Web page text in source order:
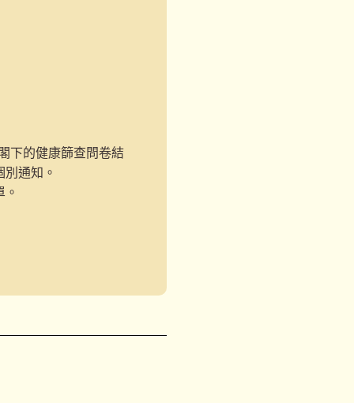
下的健康篩查問卷結
通知。